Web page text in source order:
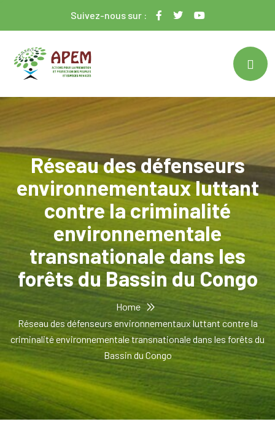
Suivez-nous sur :
Réseau des défenseurs
environnementaux luttant
contre la criminalité
environnementale
transnationale dans les
forêts du Bassin du Congo
Home
Réseau des défenseurs environnementaux luttant contre la
criminalité environnementale transnationale dans les forêts du
Bassin du Congo